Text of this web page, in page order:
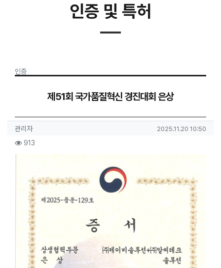
인증 및 특허
인증분류
제51회 국가품질혁신 경진대회 은상
작성자 정보
관리자작성 작성일
2025.11.20 10:50
컨텐츠 정보
913
본문